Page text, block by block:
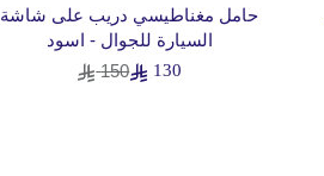
حامل مغناطيسي دريب على شاشة
السيارة للجوال - اسود
130
150